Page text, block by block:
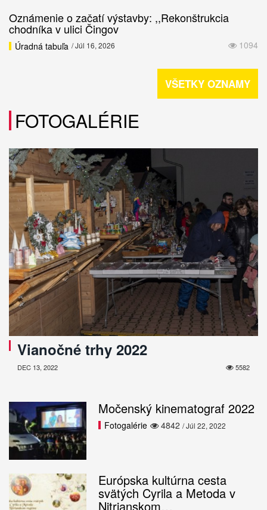
Oznámenie o začatí výstavby: ,,Rekonštrukcia
chodníka v ulici Čingov
1094
Úradná tabuľa / Júl 16, 2026
VŠETKY OZNAMY
FOTOGALÉRIE
Vianočné trhy 2022
5582
DEC 13, 2022
Močenský kinematograf 2022
4842
Fotogalérie / Júl 22, 2022
Európska kultúrna cesta
svätých Cyrila a Metoda v
Nitrianskom…